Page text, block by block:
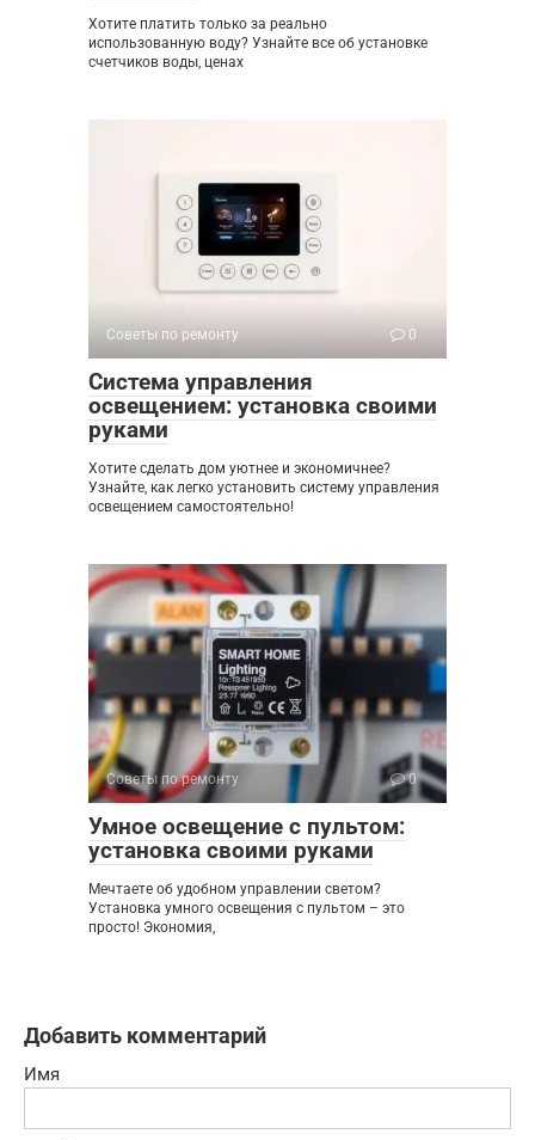
Хотите платить только за реально
использованную воду? Узнайте все об установке
счетчиков воды, ценах
Советы по ремонту 0
Система управления
освещением: установка своими
руками
Хотите сделать дом уютнее и экономичнее?
Узнайте, как легко установить систему управления
освещением самостоятельно!
Советы по ремонту 0
Умное освещение с пультом:
установка своими руками
Мечтаете об удобном управлении светом?
Установка умного освещения с пультом – это
просто! Экономия,
Добавить комментарий
Имя